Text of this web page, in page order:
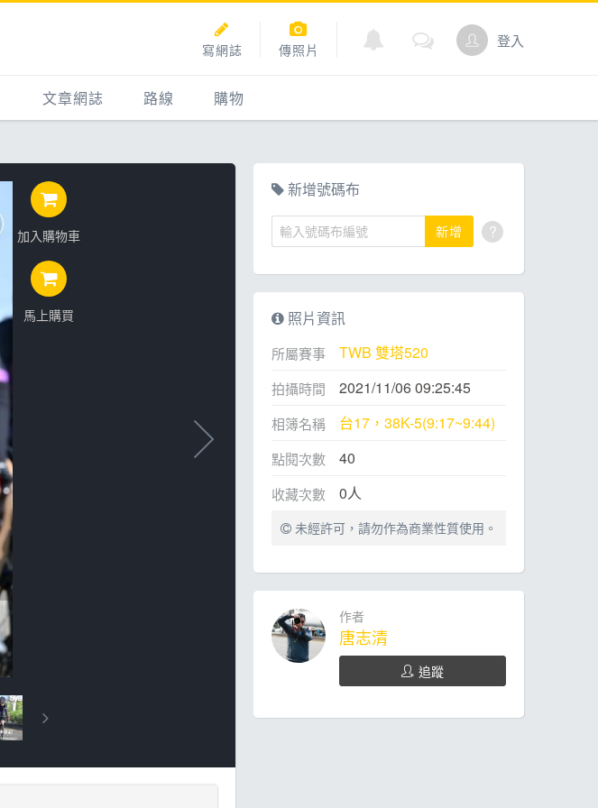
寫網誌 傳照片 登入
文章網誌
知識
新聞
產品
賽事
心得
路線 購物
點數商城
加入購物車
馬上購買
新增號碼布
新增 ?
照片資訊
所屬賽事 TWB 雙塔520
拍攝時間 2021/11/06 09:25:45
相簿名稱 台17，38K-5(9:17~9:44)
點閱次數 40
收藏次數 0人
未經許可，請勿作為商業性質使用。
作者
唐志清
追蹤